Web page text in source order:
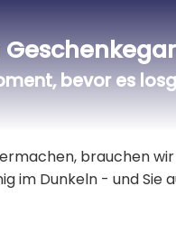
Trusted
und
bevor es
brauchen
im Dunkeln - und Sie